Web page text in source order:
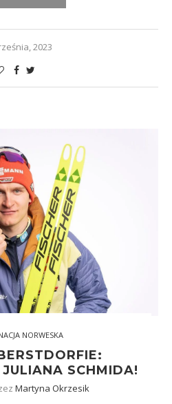
2023
NORWESKA
SCHMIDA!
Martyna Okrzesik